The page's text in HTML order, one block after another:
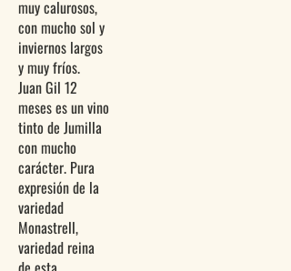
muy calurosos,
con mucho sol y
inviernos largos
y muy fríos.
Juan Gil 12
meses es un vino
tinto de Jumilla
con mucho
carácter. Pura
expresión de la
variedad
Monastrell,
variedad reina